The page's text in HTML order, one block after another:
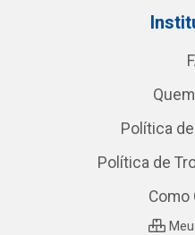
Política
Política de
Como